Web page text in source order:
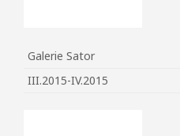
Galerie Sator
III.2015-IV.2015